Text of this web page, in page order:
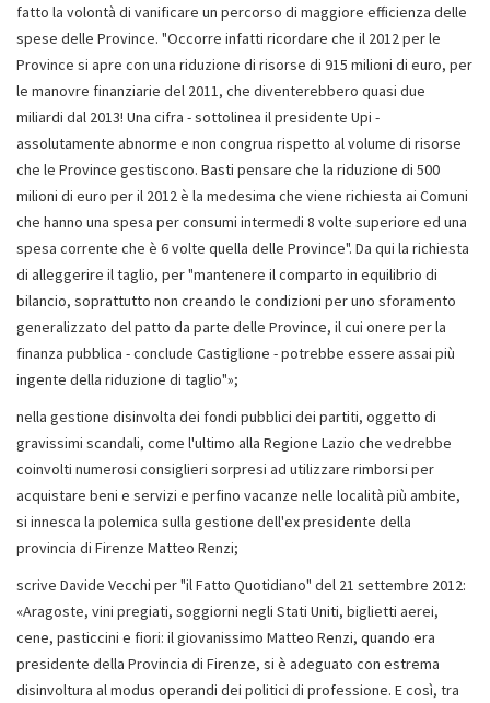
fatto la volontà di vanificare un percorso di maggiore efficienza delle
spese delle Province. "Occorre infatti ricordare che il 2012 per le
Province si apre con una riduzione di risorse di 915 milioni di euro, per
le manovre finanziarie del 2011, che diventerebbero quasi due
miliardi dal 2013! Una cifra - sottolinea il presidente Upi -
assolutamente abnorme e non congrua rispetto al volume di risorse
che le Province gestiscono. Basti pensare che la riduzione di 500
milioni di euro per il 2012 è la medesima che viene richiesta ai Comuni
che hanno una spesa per consumi intermedi 8 volte superiore ed una
spesa corrente che è 6 volte quella delle Province". Da qui la richiesta
di alleggerire il taglio, per "mantenere il comparto in equilibrio di
bilancio, soprattutto non creando le condizioni per uno sforamento
generalizzato del patto da parte delle Province, il cui onere per la
finanza pubblica - conclude Castiglione - potrebbe essere assai più
ingente della riduzione di taglio"»;
nella gestione disinvolta dei fondi pubblici dei partiti, oggetto di
gravissimi scandali, come l'ultimo alla Regione Lazio che vedrebbe
coinvolti numerosi consiglieri sorpresi ad utilizzare rimborsi per
acquistare beni e servizi e perfino vacanze nelle località più ambite,
si innesca la polemica sulla gestione dell'ex presidente della
provincia di Firenze Matteo Renzi;
scrive Davide Vecchi per "il Fatto Quotidiano" del 21 settembre 2012:
«Aragoste, vini pregiati, soggiorni negli Stati Uniti, biglietti aerei,
cene, pasticcini e fiori: il giovanissimo Matteo Renzi, quando era
presidente della Provincia di Firenze, si è adeguato con estrema
disinvoltura al modus operandi dei politici di professione. E così, tra